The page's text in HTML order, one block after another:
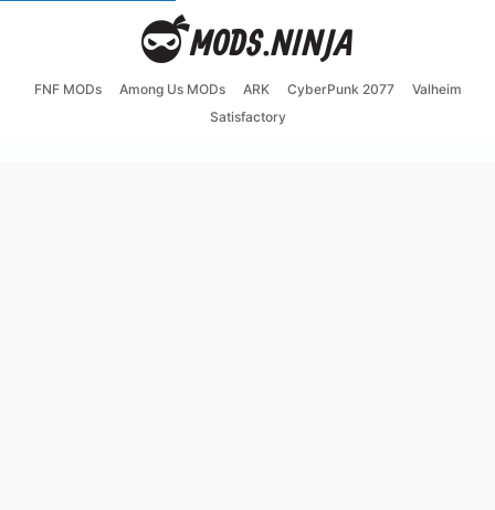
FNF MODs Among Us MODs ARK CyberPunk 2077
Valheim
Satisfactory